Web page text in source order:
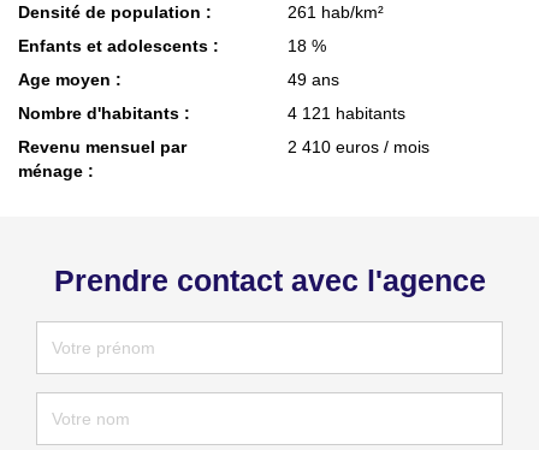
Densité de population :
261 hab/km²
Enfants et adolescents :
18 %
Age moyen :
49 ans
Nombre d'habitants :
4 121 habitants
Revenu mensuel par
ménage :
2 410 euros / mois
Prendre contact avec l'agence